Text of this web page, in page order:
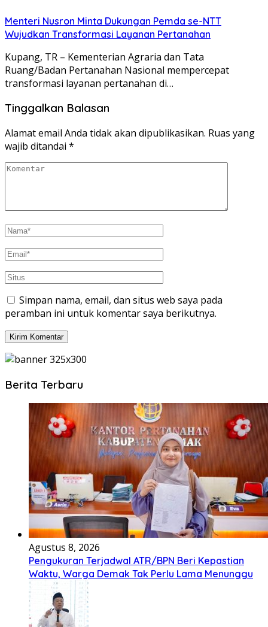
Menteri Nusron Minta Dukungan Pemda se-NTT
Wujudkan Transformasi Layanan Pertanahan
Kupang, TR – Kementerian Agraria dan Tata
Ruang/Badan Pertanahan Nasional mempercepat
transformasi layanan pertanahan di…
Tinggalkan Balasan
Alamat email Anda tidak akan dipublikasikan. Ruas yang
wajib ditandai *
Simpan nama, email, dan situs web saya pada
peramban ini untuk komentar saya berikutnya.
Berita Terbaru
Agustus 8, 2026
Pengukuran Terjadwal ATR/BPN Beri Kepastian
Waktu, Warga Demak Tak Perlu Lama Menunggu